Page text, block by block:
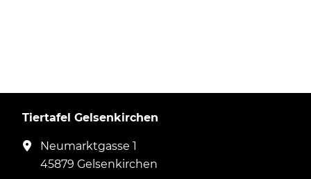
Tiertafel Gelsenkirchen
Neumarktgasse 1
45879 Gelsenkirchen